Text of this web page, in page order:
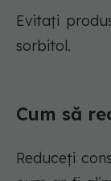
Evitați
sorbitol.
Cum să
Reduceți